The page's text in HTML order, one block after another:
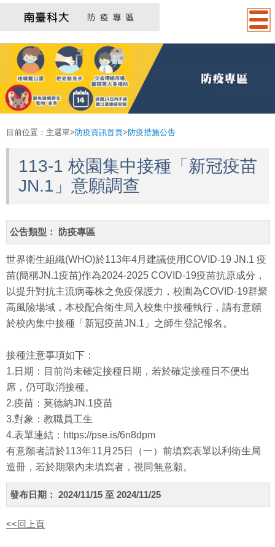
目前位置： 主選單>防疫資訊首頁>防疫措施公告
113-1 校園集中接種「新冠疫苗
JN.1」意願調查
公告類型： 防疫專區
世界衛生組織(WHO)於113年4月建議使用COVID-19 JN.1 疫
苗(簡稱JN.1疫苗)作為2024-2025 COVID-19疫苗抗原成分，
以提升對抗主流病毒株之免疫保護力，校園為COVID-19群聚
高風險場域，本校配合衛生局入校集中接種執行，請有意願
於校內集中接種「新冠疫苗JN.1」之師生登記報名。
接種注意事項如下：
1.日期：目前尚未確定接種日期，若於確定接種日不便出
席，仍可取消接種。
2.疫苗：莫德納JN.1疫苗
3.對象：教職員工生
4.表單連結：https://pse.is/6n8dpm
有意願者請於113年11月25日（一）前填寫表單以利衛生局
造冊，若於期限內未填寫者，視同無意願。
發布日期： 2024/11/15 至 2024/11/25
<<回上頁